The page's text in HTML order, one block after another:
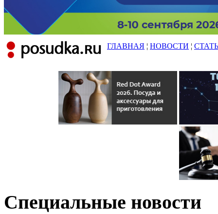
ГЛАВНАЯ ¦ НОВОСТИ ¦
Специальные новости